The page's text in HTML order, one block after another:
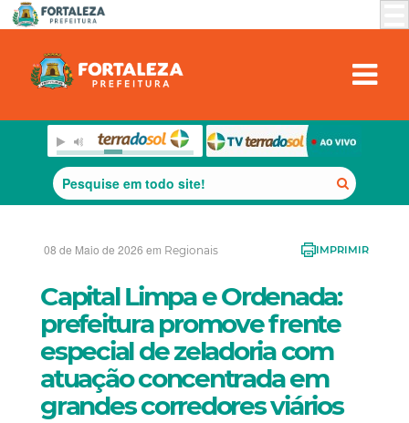
08 de Maio de 2026 em Regionais IMPRIMIR
Capital Limpa e Ordenada:
prefeitura promove frente
especial de zeladoria com
atuação concentrada em
grandes corredores viários